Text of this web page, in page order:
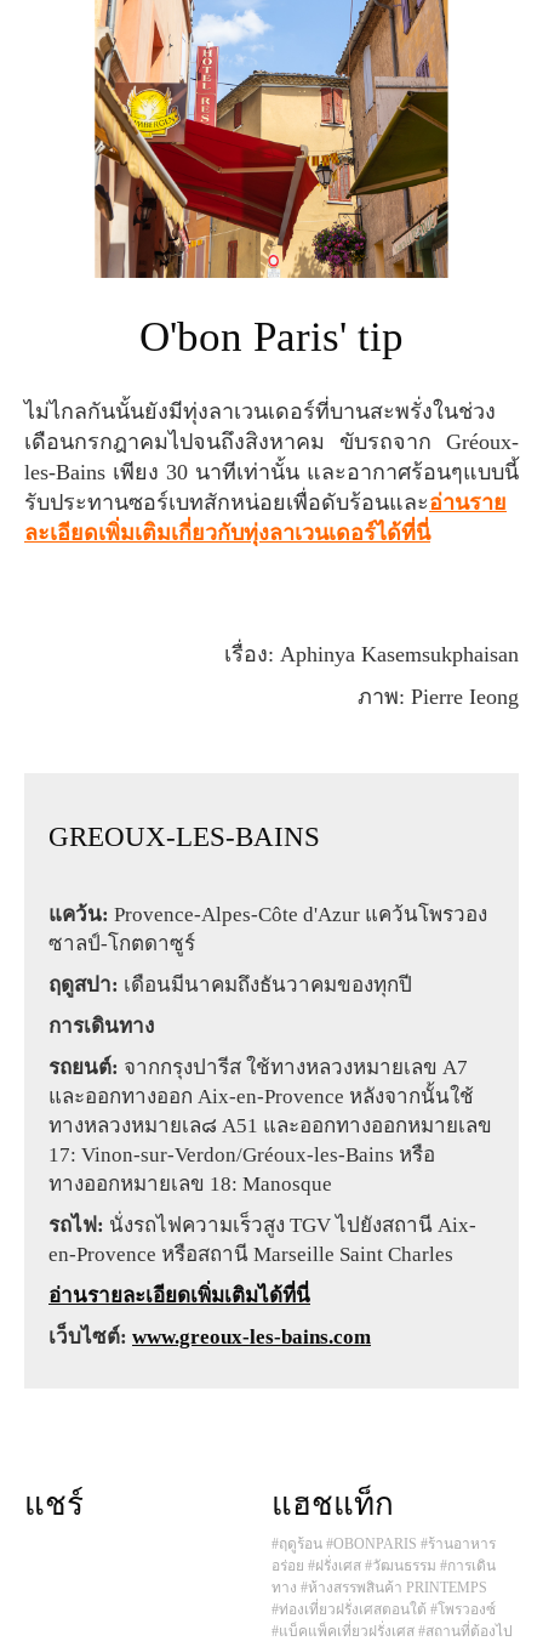
O'bon Paris' tip
ไม่ไกลกันนั้นยังมีทุ่งลาเวนเดอร์ที่บานสะพรั่งในช่วง
เดือนกรกฎาคมไปจนถึงสิงหาคม ขับรถจาก Gréoux-
les-Bains เพียง 30 นาทีเท่านั้น และอากาศร้อนๆแบบนี้
รับประทานซอร์เบทสักหน่อยเพื่อดับร้อนและอ่านราย
ละเอียดเพิ่มเติมเกี่ยวกับทุ่งลาเวนเดอร์ได้ที่นี่
เรื่อง: Aphinya Kasemsukphaisan
ภาพ: Pierre Ieong
GREOUX-LES-BAINS
แคว้น: Provence-Alpes-Côte d'Azur แคว้นโพรวอง
ซาลป์-โกตดาซูร์
ฤดูสปา: เดือนมีนาคมถึงธันวาคมของทุกปี
การเดินทาง
รถยนต์: จากกรุงปารีส ใช้ทางหลวงหมายเลข A7
และออกทางออก Aix-en-Provence หลังจากนั้นใช้
ทางหลวงหมายเล๘ A51 และออกทางออกหมายเลข
17: Vinon-sur-Verdon/Gréoux-les-Bains หรือ
ทางออกหมายเลข 18: Manosque
รถไฟ: นั่งรถไฟความเร็วสูง TGV ไปยังสถานี Aix-
en-Provence หรือสถานี Marseille Saint Charles
อ่านรายละเอียดเพิ่มเติมได้ที่นี่
เว็บไซต์: www.greoux-les-bains.com
แชร์ แฮชแท็ก
#ฤดูร้อน #OBONPARIS #ร้านอาหาร
อร่อย #ฝรั่งเศส #วัฒนธรรม #การเดิน
ทาง #ห้างสรรพสินค้า PRINTEMPS
#ท่องเที่ยวฝรั่งเศสตอนใต้ #โพรวองซ์
#แบ็คแพ็คเที่ยวฝรั่งเศส #สถานที่ต้องไป